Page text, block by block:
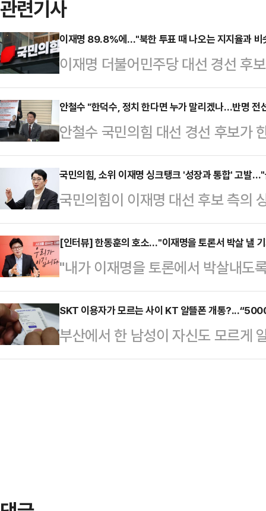
관련기사
이재명 89.8%에…"북한 투표 때 나오는 지지율과 비
이재명 더불어민주당 대선 경선 후
라는 유례없는 수치로 대선 후보로
후보 캠프에서 앞다퉈 쓴소리를 냈
나올 수 있는 수치라 보이지 않고,
후보가 이런 득표율로 대선 후보로
다.신동욱 국민의힘 수석대변인은
대회에서 대선 후보로 선출된 직후
'이재명당'에 제동…
안철수 "한덕수, 정치 한다면 누가 말리겠나…반명 전
안철수 국민의힘 대선 경선 후보가
도전 공식화가 임박했다는 관측에
면 누가 말릴 수 있겠느냐"며 "반(
화 등 방식을 통해 힘을 합쳐야 된
전 서구 대전시의회에서 기자들과
것"이라며 이같이 말했다.그는 "내
세 협상에서) 최대한 좋은 성과를
라면서도 "(한…
국민의힘, 소위 이재명 싱크탱크 '성장과 통합' 고발
국민의힘이 이재명 대선 후보 측의
을 공직선거법 등 위반 혐의로 고발
28일 중앙선거관리위원회에 '성장
금법 위반 혐의로 고발했다고 밝혔
공동대표 등 관계자들은 이재명 후
았다고 공개적으로 밝히며 이 단체
임을 자인했다"고 말했다.이어 "또
등록 조직임에도 위원들에게…
[인터뷰] 한동훈의 호소…"이재명을 토론서 박살 낼
"내가 이재명을 토론에서 박살내도
냐. 통쾌하게 이기는 그런 경험하
어진 국민의힘 경선 토론회가 종료
논리로 상대 후보들을 압박하며 존
는 호불호가 갈릴 수 있을지 몰라도
SKT 이용자가 모르는 사이 KT 알뜰폰 개통
부산에서 한 남성이 자신도 모르게
이 빠져나가는 피해를 입었다며 경